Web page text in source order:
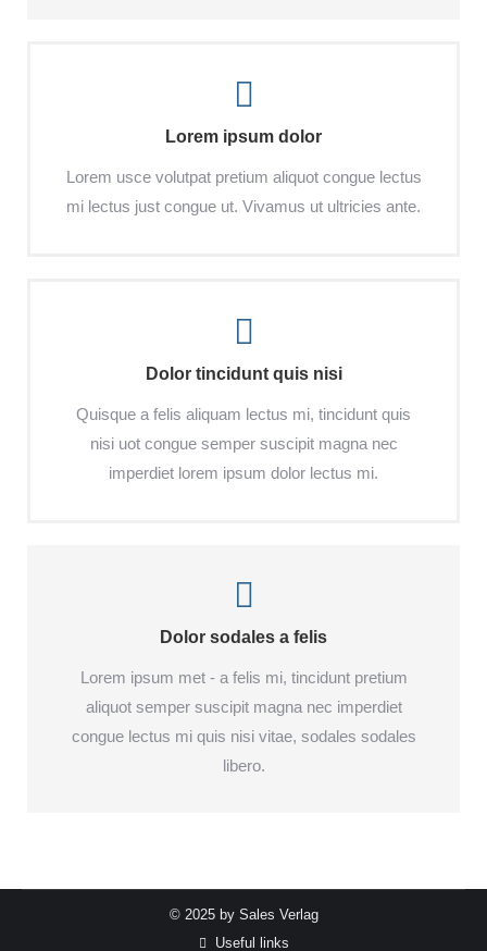
Lorem ipsum dolor
Lorem usce volutpat pretium aliquot congue lectus
mi lectus just congue ut. Vivamus ut ultricies ante.
Dolor tincidunt quis nisi
Quisque a felis aliquam lectus mi, tincidunt quis
nisi uot congue semper suscipit magna nec
imperdiet lorem ipsum dolor lectus mi.
Dolor sodales a felis
Lorem ipsum met - a felis mi, tincidunt pretium
aliquot semper suscipit magna nec imperdiet
congue lectus mi quis nisi vitae, sodales sodales
libero.
© 2025 by Sales Verlag
Useful links